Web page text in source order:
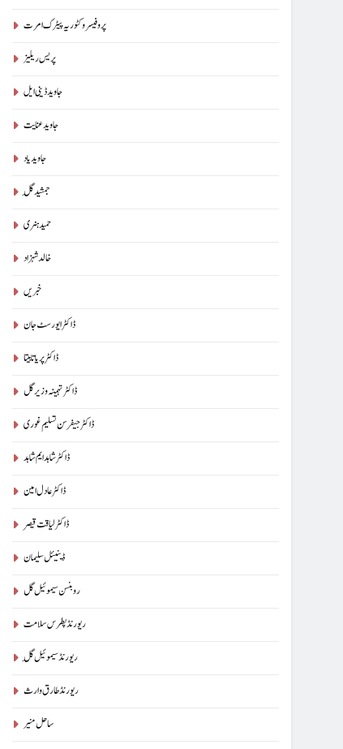
پروفیسر وکٹوریہ پیٹرک امرت
پریس ریلیز
جاوید ڈینی ایل
جاوید عنایت
جاوید یاد
جمشید گِل
حمید ہنری
خالد شہزاد
خبریں
ڈاکٹر ایورسٹ جان
ڈاکٹر پریا تابیتا
ڈاکٹر تہمینہ وزیر گل
ڈاکٹر جیفرسن تسلیم غوری
ڈاکٹر شاہد ایم شاہد
ڈاکٹر عادل امین
ڈاکٹر لیاقت قیصر
ڈینیئل سلیمان
روبنسن سیموئیل گل
ریورنڈ پطرس سلامت
ریورنڈ سیموئیل گِل
ریورنڈ طارق وارث
ساحل منیر